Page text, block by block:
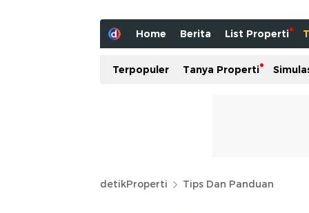
Home Berita List Properti
Terpopuler Tanya Properti
detikProperti Tips Dan Panduan